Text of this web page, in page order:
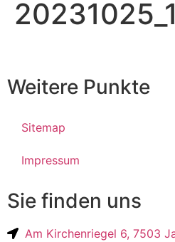
Weitere Punkte
Sitemap
Impressum
Sie finden uns
Am Kirchenriegel 6, 7503